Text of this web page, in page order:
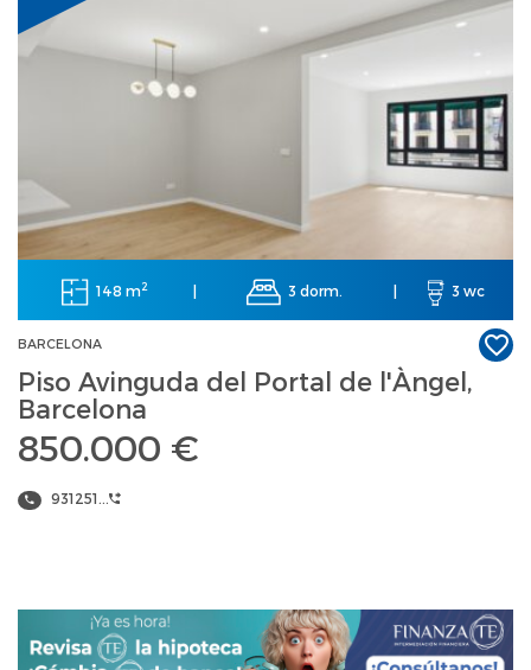
148 m2 | 3 dorm. | 3 wc
BARCELONA
Piso Avinguda del Portal de l'Àngel,
Barcelona
850.000 €
931251...